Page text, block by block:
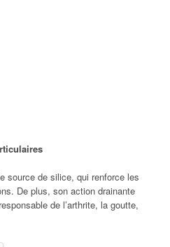
source de silice, qui renforce les
De plus, son action drainante
de l’arthrite, la goutte,